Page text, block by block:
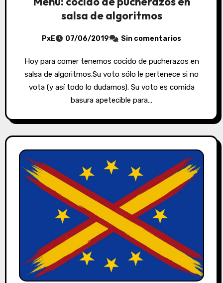
salsa de algoritmos
PxE 07/06/2019 Sin comentarios
Hoy para comer tenemos cocido de pucherazos en
salsa de algoritmos.Su voto sólo le pertenece si no
vota (y así todo lo dudamos). Su voto es comida
basura apetecible para…